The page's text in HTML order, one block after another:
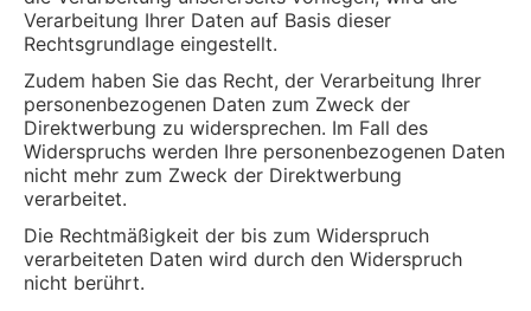
Verarbeitung Ihrer Daten auf Basis dieser
Rechtsgrundlage eingestellt.
Zudem haben Sie das Recht, der Verarbeitung Ihrer
personenbezogenen Daten zum Zweck der
Direktwerbung zu widersprechen. Im Fall des
Widerspruchs werden Ihre personenbezogenen Daten
nicht mehr zum Zweck der Direktwerbung
verarbeitet.
Die Rechtmäßigkeit der bis zum Widerspruch
verarbeiteten Daten wird durch den Widerspruch
nicht berührt.